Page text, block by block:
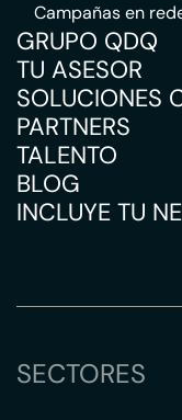
Campañas en
GRUPO QDQ
TU ASESOR
SOLUCIONES
PARTNERS
TALENTO
BLOG
INCLUYE TU
SECTORES